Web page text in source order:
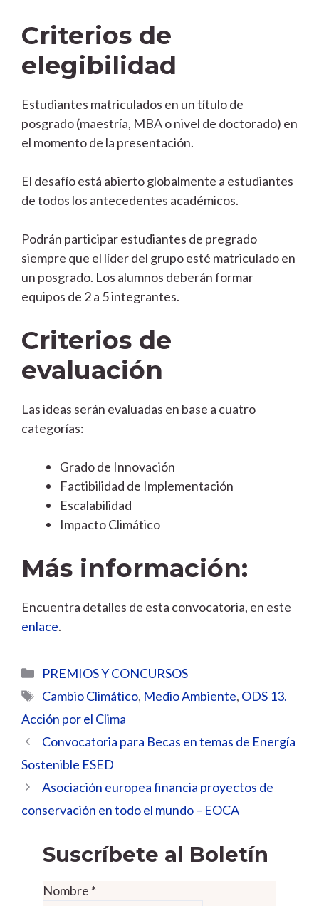
Criterios de
elegibilidad
Estudiantes matriculados en un título de
posgrado (maestría, MBA o nivel de doctorado) en
el momento de la presentación.
El desafío está abierto globalmente a estudiantes
de todos los antecedentes académicos.
Podrán participar estudiantes de pregrado
siempre que el líder del grupo esté matriculado en
un posgrado. Los alumnos deberán formar
equipos de 2 a 5 integrantes.
Criterios de
evaluación
Las ideas serán evaluadas en base a cuatro
categorías:
Grado de Innovación
Factibilidad de Implementación
Escalabilidad
Impacto Climático
Más información:
Encuentra detalles de esta convocatoria, en este
enlace.
Categorías
PREMIOS Y CONCURSOS
Etiquetas
Cambio Climático, Medio Ambiente, ODS 13.
Acción por el Clima
Convocatoria para Becas en temas de Energía
Sostenible ESED
Asociación europea financia proyectos de
conservación en todo el mundo – EOCA
Suscríbete al Boletín
Nombre *